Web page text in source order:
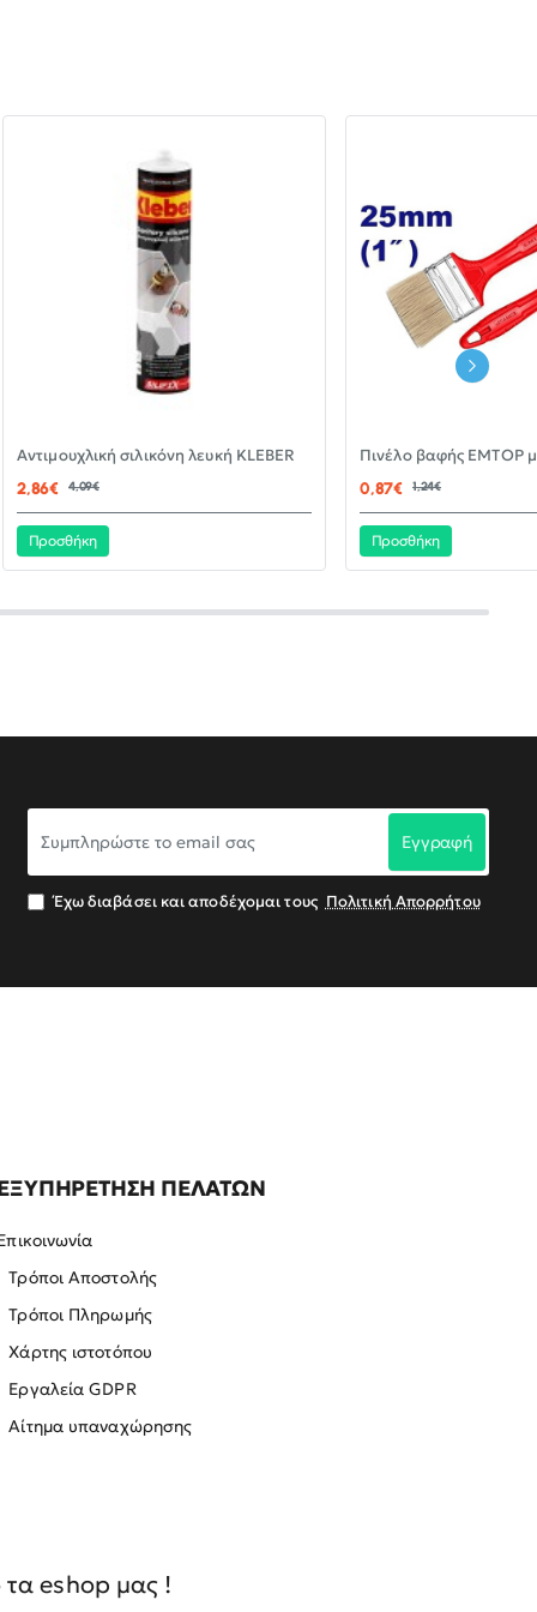
-30%
Αντιμουχλική σιλικόνη λευκή KLEBER
2,86€
4,09€
Προσθήκη
0,87€ 1,24€
Προσθήκη
το
σας
Εγγραφή
Έχω διαβάσει και αποδέχομαι τους Πολιτική Απορρήτου
ΠΕΛΑΤΩΝ
Τρόποι Αποστολής
Τρόποι Πληρωμής
Χάρτης ιστοτόπου
Εργαλεία GDPR
Αίτημα υπαναχώρησης
eshop μας !